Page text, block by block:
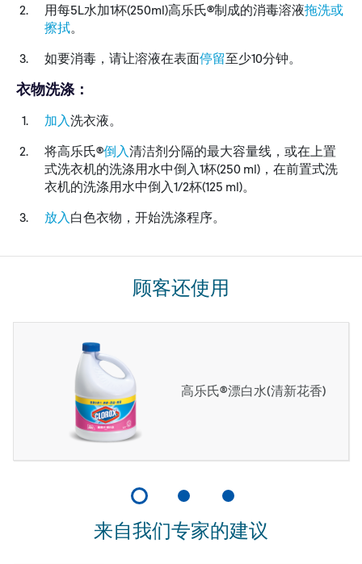
用每5L水加1杯(250ml)高乐氏®制成的消毒溶液拖洗或
擦拭
如要消毒，请让溶液在表面停留至少10分钟。
衣物洗涤：
加入洗衣液。
将高乐氏®倒入清洁剂分隔的最大容量线，或在上置
式洗衣机的洗涤用水中倒入1杯(250 ml)，在前置式洗
衣机的洗涤用水中倒入1/2杯(125 ml)。
放入 白色衣物，开始洗涤程序。
顾客还使用
高乐氏®漂白水(清新花香)
来自我们专家的建议